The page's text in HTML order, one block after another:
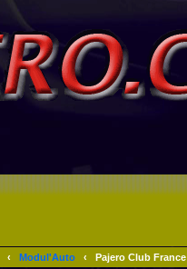
‹ Modul'Auto ‹ Pajero Club France